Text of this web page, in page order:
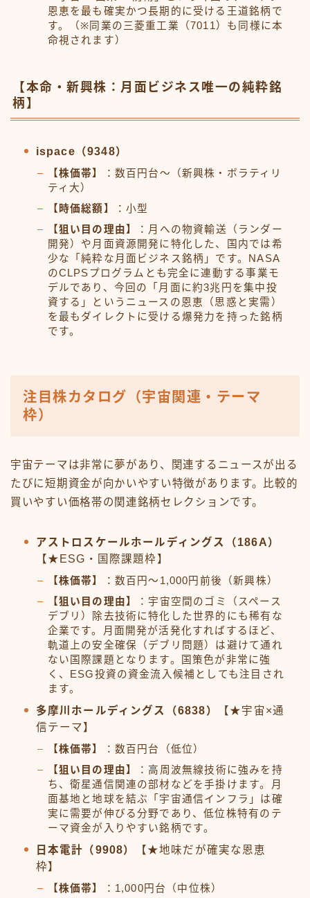
恩恵を最も確実かつ長期的に受ける王道銘柄で
す。（※同業の三菱重工業（7011）も同様に本
命視されます）
【本命・新興株：月面ビジネス唯一の純粋銘
柄】
ispace（9348）
【株価帯】
：数百円台〜（新興株・ボラティリ
ティ大）
【時価総額】
：小型
【狙い目の理由】
：月への物資輸送（ランダー
開発）や月面資源開発に特化した、国内では希
少な「純粋な月面ビジネス銘柄」です。NASA
のCLPSプログラムとも完全に連動する事業モ
デルであり、今回の「月面に約3兆円を集中投
資する」というニュースの恩恵（思惑と実需）
を最もダイレクトに受ける爆発力を持った銘柄
です。
注目株カタログ（宇宙関連・テーマ
枠）
宇宙テーマは非常に夢があり、関連するニュースが出る
たびに短期資金が向かいやすい特徴があります。比較的
買いやすい価格帯の関連銘柄セレクションです。
アストロスケールホールディングス（186A）
【★ESG・国際課題枠】
【株価帯】
：数百円〜1,000円前後（新興株）
【狙い目の理由】
：宇宙空間のゴミ（スペース
デブリ）除去技術に特化した世界的にも稀有な
企業です。月面開発が活発化すればするほど、
軌道上の安全確保（デブリ問題）は避けて通れ
ない国際課題となります。国策色が非常に強
く、ESG投資の資金流入候補としても注目され
ます。
多摩川ホールディングス（6838）
【★宇宙×通
信テーマ】
【株価帯】
：数百円台（低位）
【狙い目の理由】
：高周波無線技術に強みを持
ち、衛星通信関連の部材などを手掛けます。月
面基地と地球を結ぶ「宇宙通信インフラ」は確
実に需要が伸びる分野であり、低位株特有のテ
ーマ資金が入りやすい銘柄です。
日本電計（9908）
【★地味だが確実な恩恵
枠】
【株価帯】
：1,000円台（中位株）